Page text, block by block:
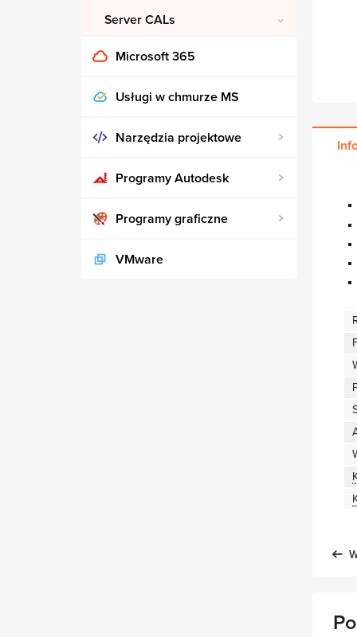
Server CALs
Microsoft 365
Usługi w chmurze MS
Narzędzia projektowe
Programy Autodesk
Programy graficzne
VMware